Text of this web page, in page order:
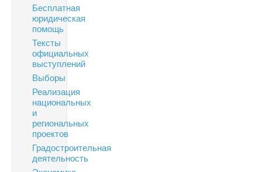
Бесплатная
юридическая
помощь
Тексты
официальных
выступлений
Выборы
Реализация
национальных
и
региональных
проектов
Градостроительная
деятельность